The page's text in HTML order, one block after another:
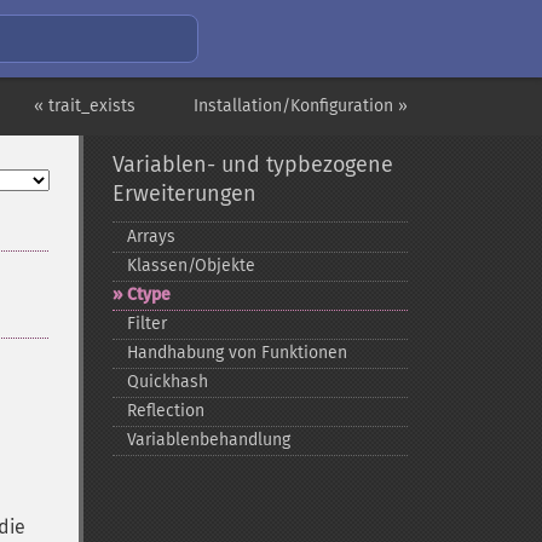
Installation/Konfiguration »
« trait_exists
Variablen- und typbezogene
Erweiterungen
Arrays
Klassen/Objekte
Ctype
Filter
Handhabung von Funktionen
Quickhash
Reflection
Variablenbehandlung